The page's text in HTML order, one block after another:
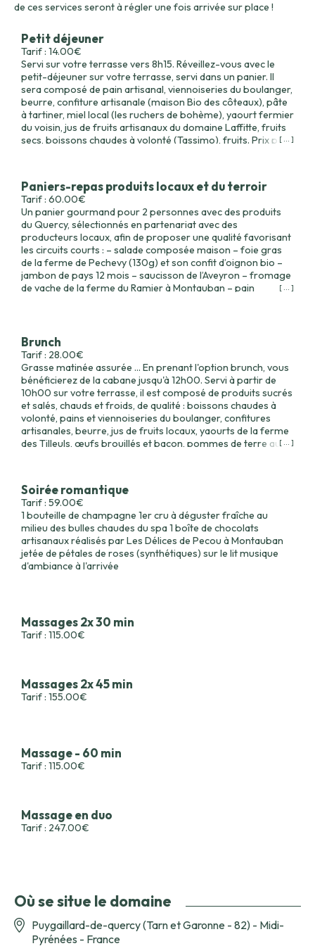
de ces services seront à régler une fois arrivée sur place !
Petit déjeuner
Tarif : 14.00€
Servi sur votre terrasse vers 8h15. Réveillez-vous avec le
petit-déjeuner sur votre terrasse, servi dans un panier. Il
sera composé de pain artisanal, viennoiseries du boulanger,
beurre, confiture artisanale (maison Bio des côteaux), pâte
à tartiner, miel local (les ruchers de bohème), yaourt fermier
du voisin, jus de fruits artisanaux du domaine Laffitte, fruits
secs, boissons chaudes à volonté (Tassimo), fruits. Prix par[ ... ]
Paniers-repas produits locaux et du terroir
Tarif : 60.00€
Un panier gourmand pour 2 personnes avec des produits
du Quercy, sélectionnés en partenariat avec des
producteurs locaux, afin de proposer une qualité favorisant
les circuits courts : – salade composée maison – foie gras
de la ferme de Pechevy (130g) et son confit d’oignon bio –
jambon de pays 12 mois – saucisson de l’Aveyron – fromage
de vache de la ferme du Ramier à Montauban – pain
(75cl)(possibilité option vin rouge AOC supérieur à 15€) Il
vous attendra dans votre logement à l’arrivée, pas besoin de
ressortir. + 59€ le panier pour 2 Adaptations possibles pour
femme enceinte ou régime sans viande (mais pas
végétarien ou vegan… désolé).
[ ... ]
Brunch
Tarif : 28.00€
Grasse matinée assurée ... En prenant l'option brunch, vous
bénéficierez de la cabane jusqu'à 12h00. Servi à partir de
10h00 sur votre terrasse, il est composé de produits sucrés
et salés, chauds et froids, de qualité : boissons chaudes à
volonté, pains et viennoiseries du boulanger, confitures
artisanales, beurre, jus de fruits locaux, yaourts de la ferme
des Tilleuls, œufs brouillés et bacon, pommes de terre au[ ... ]
Soirée romantique
Tarif : 59.00€
1 bouteille de champagne 1er cru à déguster fraîche au
milieu des bulles chaudes du spa 1 boîte de chocolats
artisanaux réalisés par Les Délices de Pecou à Montauban
jetée de pétales de roses (synthétiques) sur le lit musique
d'ambiance à l'arrivée
Massages 2x 30 min
Tarif : 115.00€
Massages 2x 45 min
Tarif : 155.00€
Massage - 60 min
Tarif : 115.00€
Massage en duo
Tarif : 247.00€
Où se situe le domaine
Puygaillard-de-quercy (Tarn et Garonne - 82) - Midi-
Pyrénées - France